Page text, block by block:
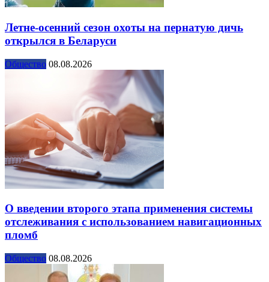
Летне-осенний сезон охоты на пернатую дичь
открылся в Беларуси
Общество 08.08.2026
О введении второго этапа применения системы
отслеживания с использованием навигационных
пломб
Общество 08.08.2026